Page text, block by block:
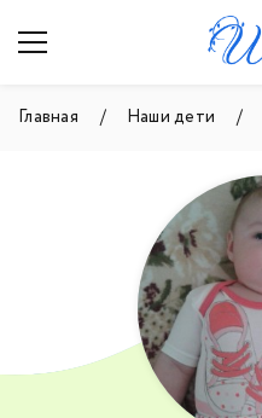
Главная Наши дети